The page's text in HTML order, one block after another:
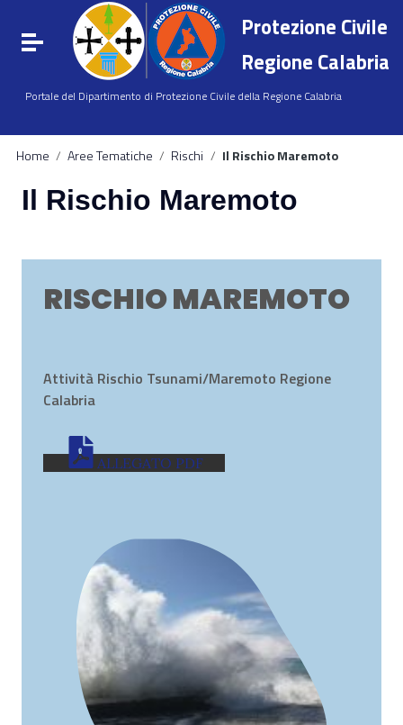
Vai ai contenuti
Vai al menu di navigazione
Vai al footer
Attiva / disattiva la navigazione
Protezione Civile
Regione Calabria
Portale del Dipartimento di Protezione Civile della Regione Calabria
Home / Aree Tematiche / Rischi / Il Rischio Maremoto
Il Rischio Maremoto
RISCHIO MAREMOTO
Attività Rischio Tsunami/Maremoto Regione
Calabria
ALLEGATO PDF